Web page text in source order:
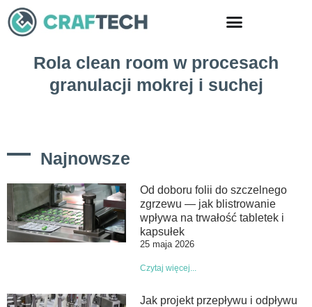
Skip
to
content
Rola clean room w procesach
granulacji mokrej i suchej
Najnowsze
Od doboru folii do szczelnego
zgrzewu — jak blistrowanie
wpływa na trwałość tabletek i
kapsułek
25 maja 2026
Czytaj więcej...
Jak projekt przepływu i odpływu